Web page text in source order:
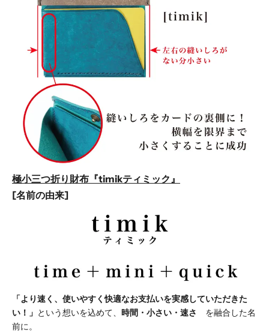
極小三つ折り財布『timikティミック』
[名前の由来]
「より速く、使いやすく快適なお支払いを実感していただきた
い！」 という想いを込めて、 時間・小さい・速さ
を融合した名
前に。